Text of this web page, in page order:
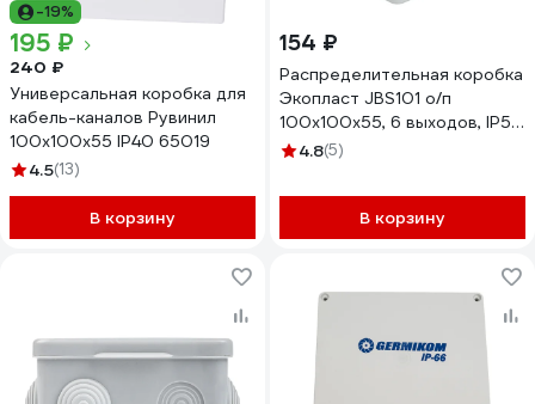
-19%
195 ₽
240 ₽
Универсальная коробка для
кабель-каналов Рувинил
100х100х55 IP40 65019
4.5(13)
В корзину
154 ₽
Распределительная коробка
Экопласт JBS101 о/п
100x100x55, 6 выходов, IP55
цвет белый 44037W-1
4.8(5)
В корзину